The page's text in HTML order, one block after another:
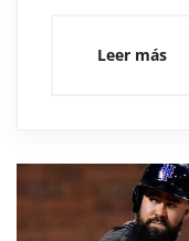
Leer más